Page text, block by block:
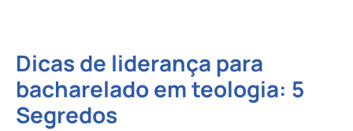
Dicas de liderança para
bacharelado em teologia: 5
Segredos